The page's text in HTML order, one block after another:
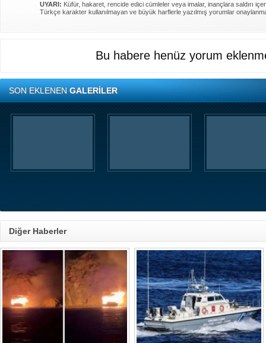
UYARI: Küfür, hakaret, rencide edici cümleler veya imalar, inançlara saldırı
Türkçe karakter kullanılmayan ve büyük harflerle yazılmış yorumlar
Bu habere henüz yorum
SON EKLENENGALERİLER
Diğer Haberler